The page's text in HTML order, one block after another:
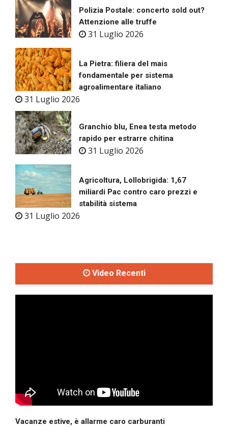
Polizia Postale: concerto sold out?
Attenzione alle truffe
31 Luglio 2026
La Pietra: filiera del mais
fondamentale per sistema
agroalimentare italiano
31 Luglio 2026
Granchio blu, Enea testa metodo
rapido per estrarre chitina
31 Luglio 2026
Agricoltura, Lollobrigida: 1,67
miliardi Pac contro caro prezzi e
stabilità sistema
31 Luglio 2026
Video Recenti
Vacanze estive, è allarme caro carburanti